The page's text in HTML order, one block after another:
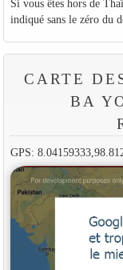
Si vous êtes hors de
indiqué sans le zéro du
CARTE
BA
GPS: